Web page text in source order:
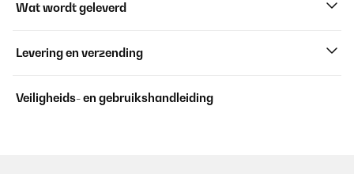
Wat wordt geleverd
Levering en verzending
Veiligheids- en gebruikshandleiding